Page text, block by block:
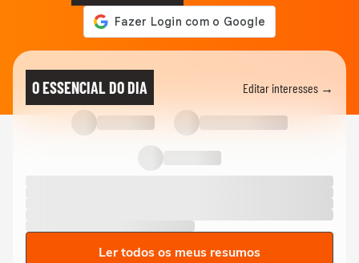
O ESSENCIAL DO DIA Editar interesses →
Ler todos os meus resumos